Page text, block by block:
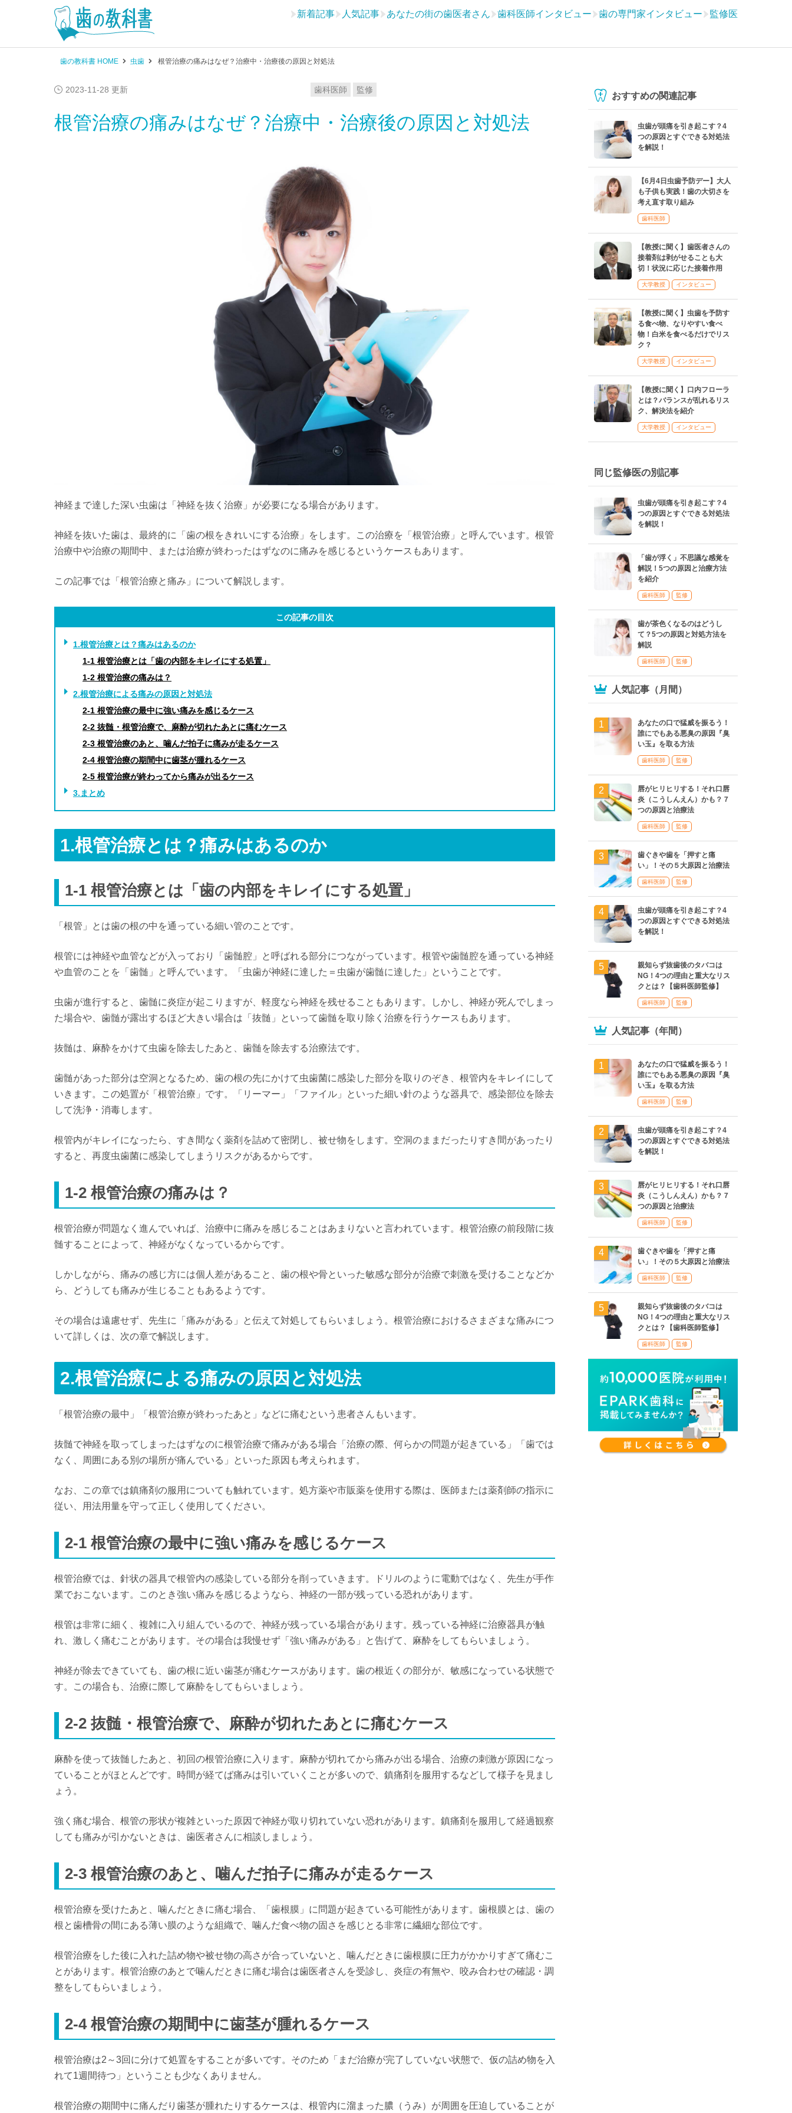
新着記事 人気記事 あなたの街の歯医者さん 歯科医師インタビュー 歯の専門家インタビュー 監修医
歯の教科書 HOME 虫歯 根管治療の痛みはなぜ？治療中・治療後の原因と対処法
2023-11-28 更新 歯科医師 監修
根管治療の痛みはなぜ？治療中・治療後の原因と対処法
神経まで達した深い虫歯は「神経を抜く治療」が必要になる場合があります。
神経を抜いた歯は、最終的に「歯の根をきれいにする治療」をします。この治療を「根管治療」と呼んでいます。根管
治療中や治療の期間中、または治療が終わったはずなのに痛みを感じるというケースもあります。
この記事では「根管治療と痛み」について解説します。
この記事の目次
1.根管治療とは？痛みはあるのか
1-1 根管治療とは「歯の内部をキレイにする処置」
1-2 根管治療の痛みは？
2.根管治療による痛みの原因と対処法
2-1 根管治療の最中に強い痛みを感じるケース
2-2 抜髄・根管治療で、麻酔が切れたあとに痛むケース
2-3 根管治療のあと、噛んだ拍子に痛みが走るケース
2-4 根管治療の期間中に歯茎が腫れるケース
2-5 根管治療が終わってから痛みが出るケース
3.まとめ
1.根管治療とは？痛みはあるのか
1-1 根管治療とは「歯の内部をキレイにする処置」
「根管」とは歯の根の中を通っている細い管のことです。
根管には神経や血管などが入っており「歯髄腔」と呼ばれる部分につながっています。根管や歯髄腔を通っている神経
や血管のことを「歯髄」と呼んでいます。「虫歯が神経に達した＝虫歯が歯髄に達した」ということです。
虫歯が進行すると、歯髄に炎症が起こりますが、軽度なら神経を残せることもあります。しかし、神経が死んでしまっ
た場合や、歯髄が露出するほど大きい場合は「抜髄」といって歯髄を取り除く治療を行うケースもあります。
抜髄は、麻酔をかけて虫歯を除去したあと、歯髄を除去する治療法です。
歯髄があった部分は空洞となるため、歯の根の先にかけて虫歯菌に感染した部分を取りのぞき、根管内をキレイにして
いきます。この処置が「根管治療」です。「リーマー」「ファイル」といった細い針のような器具で、感染部位を除去
して洗浄・消毒します。
根管内がキレイになったら、すき間なく薬剤を詰めて密閉し、被せ物をします。空洞のままだったりすき間があったり
すると、再度虫歯菌に感染してしまうリスクがあるからです。
1-2 根管治療の痛みは？
根管治療が問題なく進んでいれば、治療中に痛みを感じることはあまりないと言われています。根管治療の前段階に抜
髄することによって、神経がなくなっているからです。
しかしながら、痛みの感じ方には個人差があること、歯の根や骨といった敏感な部分が治療で刺激を受けることなどか
ら、どうしても痛みが生じることもあるようです。
その場合は遠慮せず、先生に「痛みがある」と伝えて対処してもらいましょう。根管治療におけるさまざまな痛みにつ
いて詳しくは、次の章で解説します。
2.根管治療による痛みの原因と対処法
「根管治療の最中」「根管治療が終わったあと」などに痛むという患者さんもいます。
抜髄で神経を取ってしまったはずなのに根管治療で痛みがある場合「治療の際、何らかの問題が起きている」「歯では
なく、周囲にある別の場所が痛んでいる」といった原因も考えられます。
なお、この章では鎮痛剤の服用についても触れています。処方薬や市販薬を使用する際は、医師または薬剤師の指示に
従い、用法用量を守って正しく使用してください。
2-1 根管治療の最中に強い痛みを感じるケース
根管治療では、針状の器具で根管内の感染している部分を削っていきます。ドリルのように電動ではなく、先生が手作
業でおこないます。このとき強い痛みを感じるようなら、神経の一部が残っている恐れがあります。
根管は非常に細く、複雑に入り組んでいるので、神経が残っている場合があります。残っている神経に治療器具が触
れ、激しく痛むことがあります。その場合は我慢せず「強い痛みがある」と告げて、麻酔をしてもらいましょう。
神経が除去できていても、歯の根に近い歯茎が痛むケースがあります。歯の根近くの部分が、敏感になっている状態で
す。この場合も、治療に際して麻酔をしてもらいましょう。
2-2 抜髄・根管治療で、麻酔が切れたあとに痛むケース
麻酔を使って抜髄したあと、初回の根管治療に入ります。麻酔が切れてから痛みが出る場合、治療の刺激が原因になっ
ていることがほとんどです。時間が経てば痛みは引いていくことが多いので、鎮痛剤を服用するなどして様子を見まし
ょう。
強く痛む場合、根管の形状が複雑といった原因で神経が取り切れていない恐れがあります。鎮痛剤を服用して経過観察
しても痛みが引かないときは、歯医者さんに相談しましょう。
2-3 根管治療のあと、噛んだ拍子に痛みが走るケース
根管治療を受けたあと、噛んだときに痛む場合、「歯根膜」に問題が起きている可能性があります。歯根膜とは、歯の
根と歯槽骨の間にある薄い膜のような組織で、噛んだ食べ物の固さを感じとる非常に繊細な部位です。
根管治療をした後に入れた詰め物や被せ物の高さが合っていないと、噛んだときに歯根膜に圧力がかかりすぎて痛むこ
とがあります。根管治療のあとで噛んだときに痛む場合は歯医者さんを受診し、炎症の有無や、咬み合わせの確認・調
整をしてもらいましょう。
2-4 根管治療の期間中に歯茎が腫れるケース
根管治療は2～3回に分けて処置をすることが多いです。そのため「まだ治療が完了していない状態で、仮の詰め物を入
れて1週間待つ」ということも少なくありません。
根管治療の期間中に痛んだり歯茎が腫れたりするケースは、根管内に溜まった膿（うみ）が周囲を圧迫していることが
おすすめの関連記事
虫歯が頭痛を引き起こす？4
つの原因とすぐできる対処法
を解説！
【6月4日虫歯予防デー】大人
も子供も実践！歯の大切さを
考え直す取り組み
歯科医師
【教授に聞く】歯医者さんの
接着剤は剥がせることも大
切！状況に応じた接着作用
大学教授 インタビュー
【教授に聞く】虫歯を予防す
る食べ物、なりやすい食べ
物！白米を食べるだけでリス
ク？
大学教授 インタビュー
【教授に聞く】口内フローラ
とは？バランスが乱れるリス
ク、解決法を紹介
大学教授 インタビュー
同じ監修医の別記事
虫歯が頭痛を引き起こす？4
つの原因とすぐできる対処法
を解説！
「歯が浮く」不思議な感覚を
解説！5つの原因と治療方法
を紹介
歯科医師 監修
歯が茶色くなるのはどうし
て？5つの原因と対処方法を
解説
歯科医師 監修
人気記事（月間）
あなたの口で猛威を振るう！
誰にでもある悪臭の原因『臭
い玉』を取る方法
歯科医師 監修
唇がヒリヒリする！それ口唇
炎（こうしんえん）かも？７
つの原因と治療法
歯科医師 監修
歯ぐきや歯を「押すと痛
い」！その５大原因と治療法
歯科医師 監修
虫歯が頭痛を引き起こす？4
つの原因とすぐできる対処法
を解説！
親知らず抜歯後のタバコは
NG！4つの理由と重大なリス
クとは？【歯科医師監修】
歯科医師 監修
人気記事（年間）
あなたの口で猛威を振るう！
誰にでもある悪臭の原因『臭
い玉』を取る方法
歯科医師 監修
虫歯が頭痛を引き起こす？4
つの原因とすぐできる対処法
を解説！
唇がヒリヒリする！それ口唇
炎（こうしんえん）かも？７
つの原因と治療法
歯科医師 監修
歯ぐきや歯を「押すと痛
い」！その５大原因と治療法
歯科医師 監修
親知らず抜歯後のタバコは
NG！4つの理由と重大なリス
クとは？【歯科医師監修】
歯科医師 監修